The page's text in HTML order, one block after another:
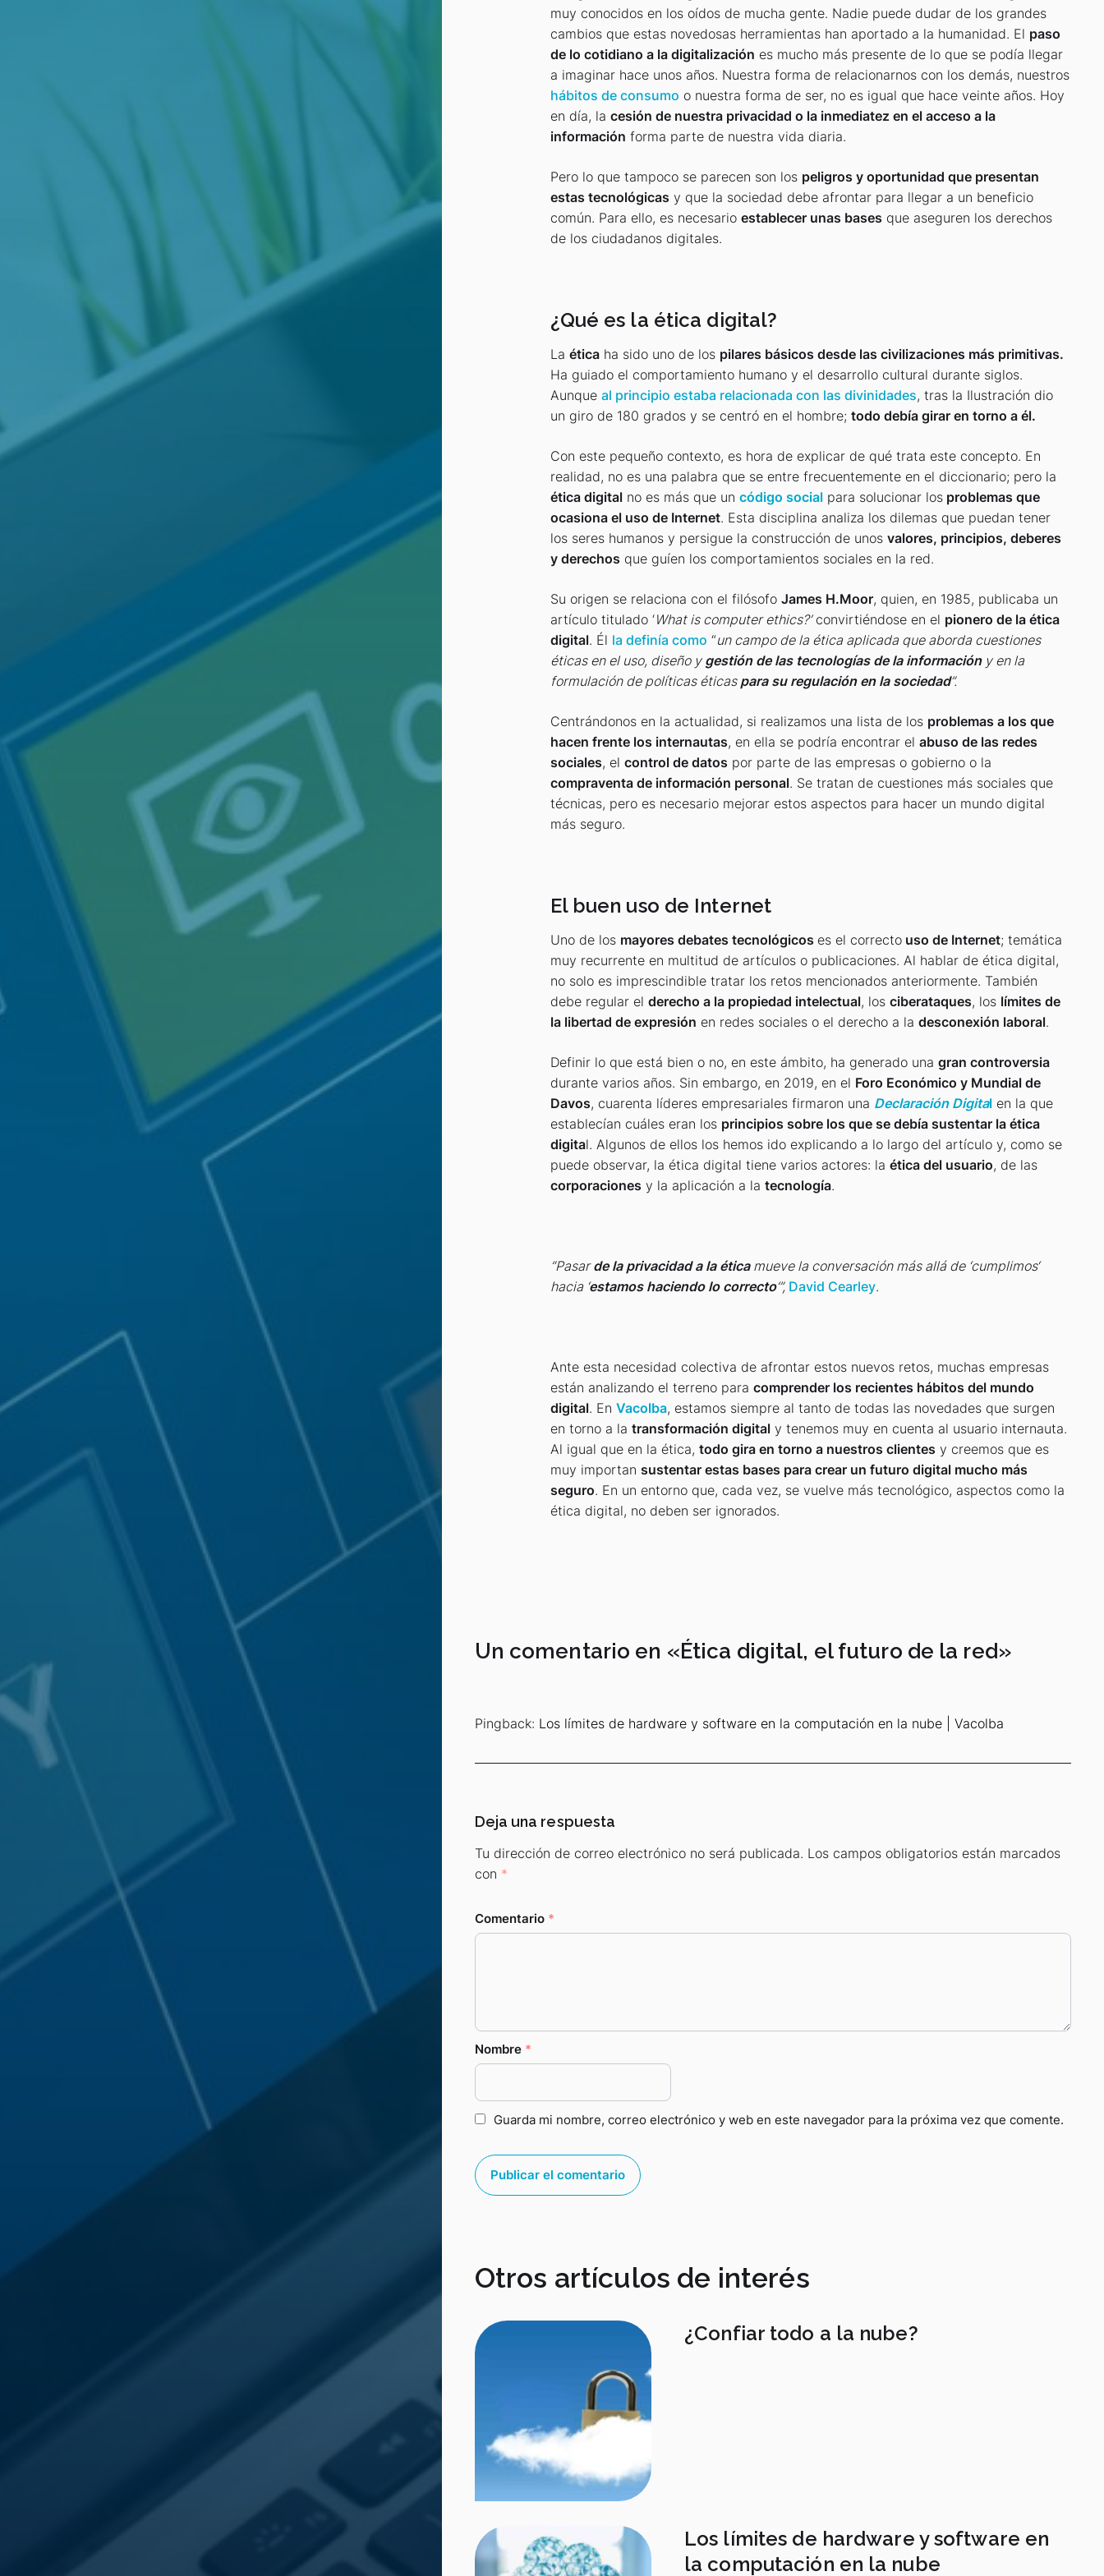
muy conocidos en los oídos de mucha gente. Nadie puede dudar de los grandes
cambios que estas novedosas herramientas han aportado a la humanidad. El paso
de lo cotidiano a la digitalización es mucho más presente de lo que se podía llegar
a imaginar hace unos años. Nuestra forma de relacionarnos con los demás, nuestros
hábitos de consumo o nuestra forma de ser, no es igual que hace veinte años. Hoy
en día, la cesión de nuestra privacidad o la inmediatez en el acceso a la
información forma parte de nuestra vida diaria.
Pero lo que tampoco se parecen son los peligros y oportunidad que presentan
estas tecnológicas y que la sociedad debe afrontar para llegar a un beneficio
común. Para ello, es necesario establecer unas bases que aseguren los derechos
de los ciudadanos digitales.
¿Qué es la ética digital?
La éticaha sido uno de los pilares básicos desde las civilizaciones más primitivas.
Ha guiado el comportamiento humano y el desarrollo cultural durante siglos.
Aunque al principio estaba relacionada con las divinidades, tras la Ilustración dio
un giro de 180 grados y se centró en el hombre; todo debía girar en torno a él.
Con este pequeño contexto, es hora de explicar de qué trata este concepto. En
realidad, no es una palabra que se entre frecuentemente en el diccionario; pero la
ética digitalno es más que un código socialpara solucionar losproblemas que
ocasiona el uso de Internet. Esta disciplina analiza los dilemas que puedan tener
los seres humanos y persigue la construcción de unos valores, principios, deberes
y derechos que guíen los comportamientos sociales en la red.
Su origen se relaciona con el filósofo James H.Moor, quien, en 1985, publicaba un
artículo titulado ‘What is computer ethics?’convirtiéndose en el pionero de la ética
digital. Él la definía como “un campo de la ética aplicada que aborda cuestiones
éticas en el uso, diseño ygestión de las tecnologías de la informacióny en la
formulación de políticas éticas para su regulación en la sociedad”.
Centrándonos en la actualidad, si realizamos una lista de los problemas a los que
hacen frente los internautas, en ella se podría encontrar el abuso de las redes
sociales, el control de datos por parte de las empresas o gobierno o la
compraventa de información personal. Se tratan de cuestiones más sociales que
técnicas, pero es necesario mejorar estos aspectos para hacer un mundo digital
más seguro.
El buen uso de Internet
Uno de los mayores debates tecnológicos es el correctouso de Internet; temática
muy recurrente en multitud de artículos o publicaciones. Al hablar de ética digital,
no solo es imprescindible tratar los retos mencionados anteriormente. También
debe regular el derecho a la propiedad intelectual, los ciberataques, los límites de
la libertad de expresión en redes sociales o el derecho a la desconexión laboral.
Definir lo que está bien o no, en este ámbito, ha generado una gran controversia
durante varios años. Sin embargo, en 2019, en el Foro Económico y Mundial de
Davos, cuarenta líderes empresariales firmaron una Declaración Digitalen la que
establecían cuáles eran los principios sobre los que se debía sustentar la ética
digital. Algunos de ellos los hemos ido explicando a lo largo del artículo y, como se
puede observar, la ética digital tiene varios actores: la ética del usuario, de las
corporaciones y la aplicación a la tecnología.
“Pasarde la privacidad a la éticamueve la conversación más allá de ‘cumplimos‘
hacia ‘ estamos haciendo lo correcto‘”, David Cearley.
Ante esta necesidad colectiva de afrontar estos nuevos retos, muchas empresas
están analizando el terreno para comprender los recientes hábitos del mundo
digital. En Vacolba, estamos siempre al tanto de todas las novedades que surgen
en torno a la transformación digitaly tenemos muy en cuenta al usuario internauta.
Al igual que en la ética, todo gira en torno a nuestros clientes y creemos que es
muy importan sustentar estas bases para crear un futuro digital mucho más
seguro. En un entorno que, cada vez, se vuelve más tecnológico, aspectos como la
ética digital, no deben ser ignorados.
Un comentario en «Ética digital, el futuro de la red»
Pingback: Los límites de hardware y software en la computación en la nube | Vacolba
Deja una respuesta
Tu dirección de correo electrónico no será publicada. Los campos obligatorios están marcados
con *
Comentario *
Nombre *
Guarda mi nombre, correo electrónico y web en este navegador para la próxima vez que comente.
Otros artículos de interés
¿Confiar todo a la nube?
Los límites de hardware y software en
la computación en la nube